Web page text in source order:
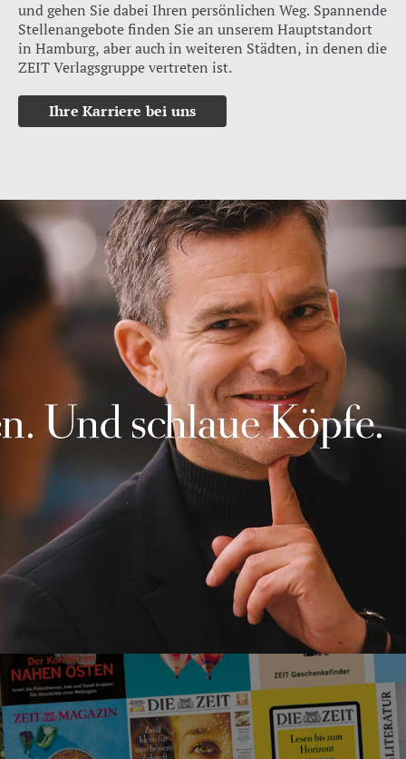
und gehen Sie dabei Ihren persönlichen Weg. Spannende
Stellenangebote finden Sie an unserem Hauptstandort
in Hamburg, aber auch in weiteren Städten, in denen die
ZEIT Verlagsgruppe vertreten ist.
Ihre Karriere bei uns